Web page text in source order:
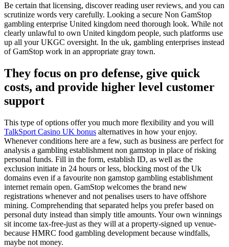
Be certain that licensing, discover reading user reviews, and you can
scrutinize words very carefully. Looking a secure Non GamStop
gambling enterprise United kingdom need thorough look. While not
clearly unlawful to own United kingdom people, such platforms use
up all your UKGC oversight. In the uk, gambling enterprises instead
of GamStop work in an appropriate gray town.
They focus on pro defense, give quick
costs, and provide higher level customer
support
This type of options offer you much more flexibility and you will
TalkSport Casino UK bonus alternatives in how your enjoy.
Whenever conditions here are a few, such as business are perfect for
analysis a gambling establishment non gamstop in place of risking
personal funds. Fill in the form, establish ID, as well as the
exclusion initiate in 24 hours or less, blocking most of the Uk
domains even if a favourite non gamstop gambling establishment
internet remain open. GamStop welcomes the brand new
registrations whenever and not penalises users to have offshore
mining. Comprehending that separated helps you prefer based on
personal duty instead than simply title amounts. Your own winnings
sit income tax-free-just as they will at a property-signed up venue-
because HMRC food gambling development because windfalls,
maybe not money.